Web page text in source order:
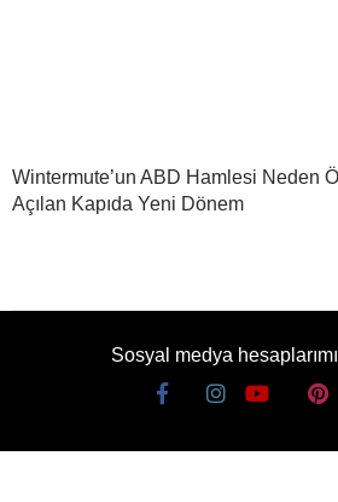
Wintermute’un ABD Hamlesi Neden
Açılan Kapıda Yeni Dönem
Sosyal medya